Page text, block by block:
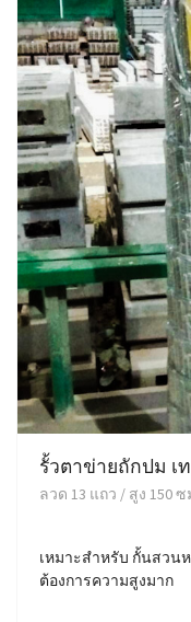
รั้วตาข่ายถักปม เ
ลวด 13 แถว / สูง 150
เหมาะสำหรับ กั้นสวน
ต้องการความสูงมาก